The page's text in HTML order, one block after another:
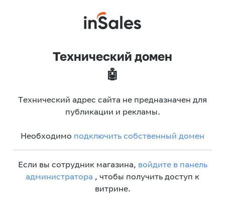
Технический домен
🤖
Технический адрес сайта не предназначен для
публикации и рекламы.
Необходимо подключить собственный домен
Если вы сотрудник магазина, войдите в панель
администратора , чтобы получить доступ к
витрине.